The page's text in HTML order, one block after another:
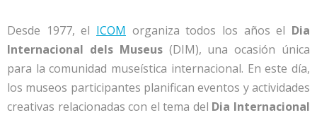
Desde 1977, el ICOM organiza todos los años el Dia
Internacional dels Museus(DIM), una ocasión única
para la comunidad museística internacional. En este día,
los museos participantes planifican eventos y actividades
creativas relacionadas con el tema del Dia Internacional